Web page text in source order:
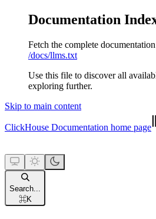
Documentation
Fetch the complete
/docs/llms.txt
Use this file to discover all
exploring further.
Skip to main content
ClickHouse Documentation home page
Search...
⌘K